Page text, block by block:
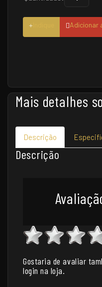
Adicionar
Mais detalhes
Descrição
Descrição
Gostaria de avaliar
login na loja.